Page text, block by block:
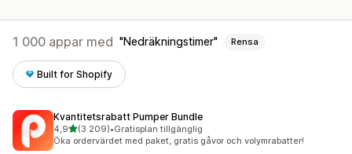
1 000 appar med Nedräkningstimer Rensa
Built for Shopify
Kvantitetsrabatt Pumper Bundle
4,9av 5 stjärnor
(3 209)
3209 recensioner totalt
•Gratisplan tillgänglig
Öka ordervärdet med paket, gratis gåvor och volymrabatter!